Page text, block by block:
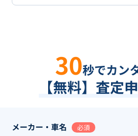
30秒でカン
【無料】査定
メーカー・車名 必須